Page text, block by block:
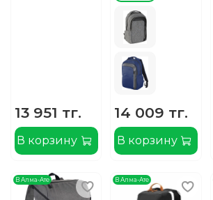
13 951 тг.
В корзину
14 009 тг.
В корзину
В Алма-Ате В Алма-Ате